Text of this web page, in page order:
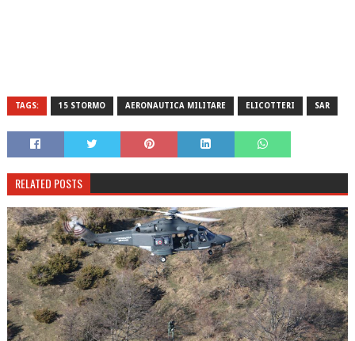
TAGS: 15 STORMO AERONAUTICA MILITARE ELICOTTERI SAR
RELATED POSTS